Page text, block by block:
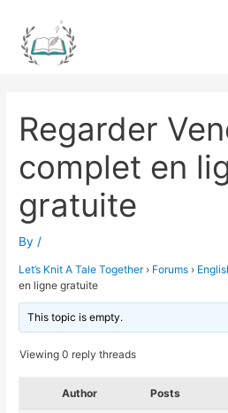
content
Regarder
complet en
gratuite
By /
Let’s Knit A Tale Together › Forums ›
en ligne gratuite
This topic is empty.
Viewing 0 reply threads
Author Posts